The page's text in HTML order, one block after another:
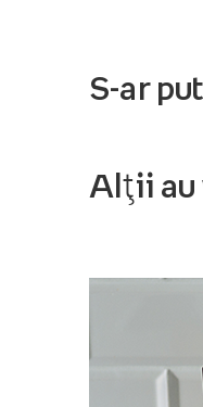
S-ar
Alții au